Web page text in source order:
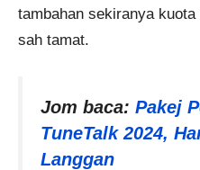
tambahan sekiranya
sah tamat.
Jom baca: Pakej
TuneTalk 2024,
Langgan